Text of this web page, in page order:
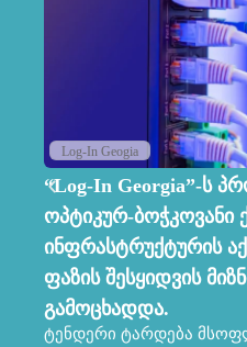
Log-In Geogia
“Log-In Georgia”-ს
ოპტიკურ-ბოჭკოვანი
ინფრასტრუქტურის
ფაზის შესყიდვის
გამოცხადდა.
ტენდერი ტარდება